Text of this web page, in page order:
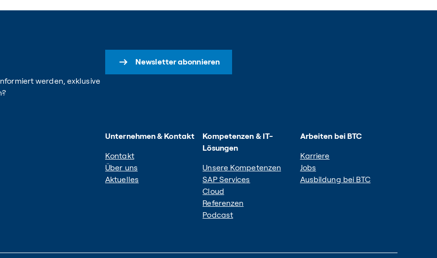
werden, exklusive
Newsletter abonnieren
Unternehmen & Kontakt
Kontakt
Über uns
Aktuelles
Kompetenzen & IT-
Lösungen
Unsere Kompetenzen
SAP Services
Cloud
Referenzen
Podcast
Arbeiten bei BTC
Karriere
Jobs
Ausbildung bei BTC